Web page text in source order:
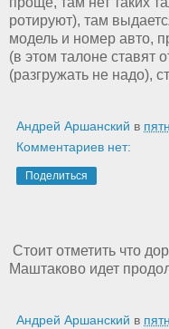
ротируют), там
модель и номер авто,
(в этом талоне ставят
(разгружать не надо),
Андрей Аршанский в
Комментариев нет:
Поделиться
Стоит отметить что
Маштаково идет
Андрей Аршанский в